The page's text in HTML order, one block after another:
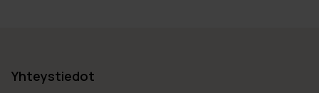
Yhteystiedot